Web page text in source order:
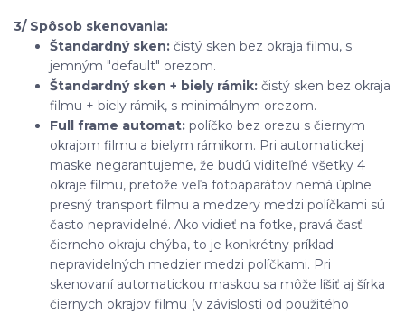
3/ Spôsob skenovania:
Štandardný sken: čistý sken bez okraja filmu, s
jemným "default" orezom.
Štandardný sken + biely rámik: čistý sken bez okraja
filmu + biely rámik, s minimálnym orezom.
Full frame automat: políčko bez orezu s čiernym
okrajom filmu a bielym rámikom. Pri automatickej
maske negarantujeme, že budú viditeľné všetky 4
okraje filmu, pretože veľa fotoaparátov nemá úplne
presný transport filmu a medzery medzi políčkami sú
často nepravidelné. Ako vidieť na fotke, pravá časť
čierneho okraju chýba, to je konkrétny príklad
nepravidelných medzier medzi políčkami. Pri
skenovaní automatickou maskou sa môže líšiť aj šírka
čiernych okrajov filmu (v závislosti od použitého